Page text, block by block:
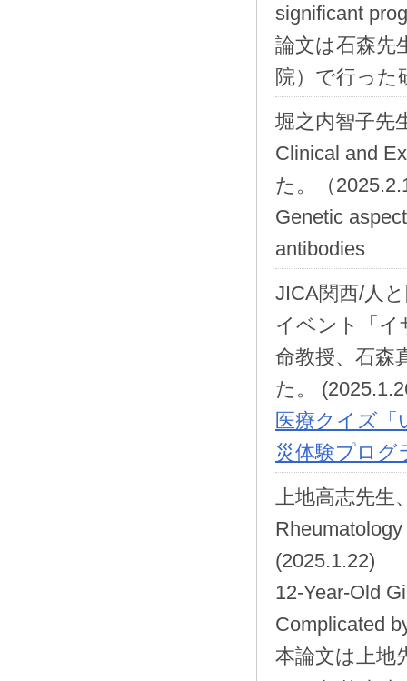
significant
論文は石森先
院）で行った
堀之内智子先
Clinical and
た。（
Genetic
antibodies
JICA関西/人
イベント「イ
命教授、石森
た。
医療クイズ「
災体験プログ
上地高志先生
(2025.1.22)
12-Year-Old
Complicated
本論文は上地